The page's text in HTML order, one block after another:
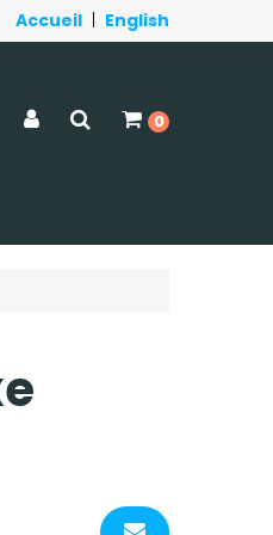
Accueil English
0